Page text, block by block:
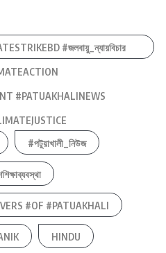
#জলবায়ু_ন্যায়বিচার
#PATUAKHALINEWS
#পটুয়াখালী_নিউজ
#OF #PATUAKHALI
HINDU